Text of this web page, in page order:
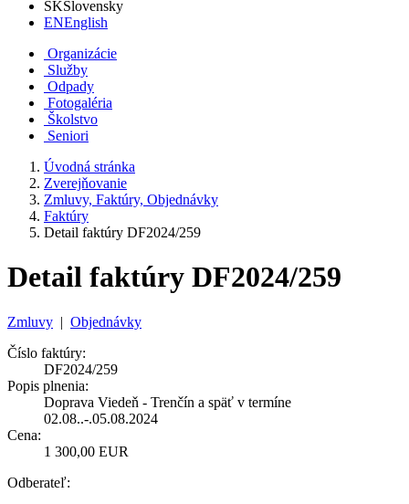
SKSlovensky
ENEnglish
Organizácie
Služby
Odpady
Fotogaléria
Školstvo
Seniori
Úvodná stránka
Zverejňovanie
Zmluvy, Faktúry, Objednávky
Faktúry
Detail faktúry DF2024/259
Detail faktúry DF2024/259
Zmluvy | Objednávky
Číslo faktúry:
DF2024/259
Popis plnenia:
Doprava Viedeň - Trenčín a späť v termíne
02.08..-.05.08.2024
Cena:
1 300,00 EUR
Odberateľ: